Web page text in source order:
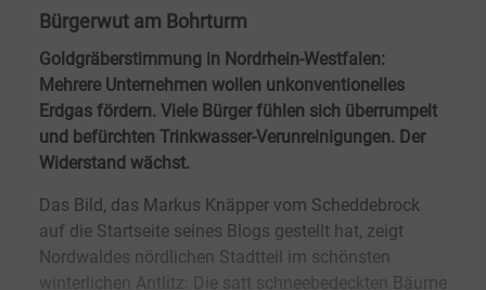
Bürgerwut am Bohrturm
Goldgräberstimmung in Nordrhein-Westfalen:
Mehrere Unternehmen wollen unkonventionelles
Erdgas fördern. Viele Bürger fühlen sich überrumpelt
und befürchten Trinkwasser-Verunreinigungen. Der
Widerstand wächst.
Das Bild, das Markus Knäpper vom Scheddebrock
auf die Startseite seines Blogs gestellt hat, zeigt
Nordwaldes nördlichen Stadtteil im schönsten
winterlichen Antlitz: Die satt schneebedeckten Bäume